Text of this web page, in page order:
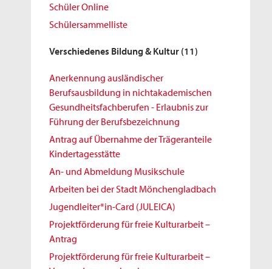
Schüler Online
Schülersammelliste
Verschiedenes Bildung & Kultur (11)
Anerkennung ausländischer
Berufsausbildung in nichtakademischen
Gesundheitsfachberufen - Erlaubnis zur
Führung der Berufsbezeichnung
Antrag auf Übernahme der Trägeranteile
Kindertagesstätte
An- und Abmeldung Musikschule
Arbeiten bei der Stadt Mönchengladbach
Jugendleiter*in-Card (JULEICA)
Projektförderung für freie Kulturarbeit –
Antrag
Projektförderung für freie Kulturarbeit –